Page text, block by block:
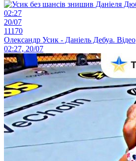
02:27
20/07
11170
Олександр Усик - Даніель Дебуа. Відео
02:27, 20/07